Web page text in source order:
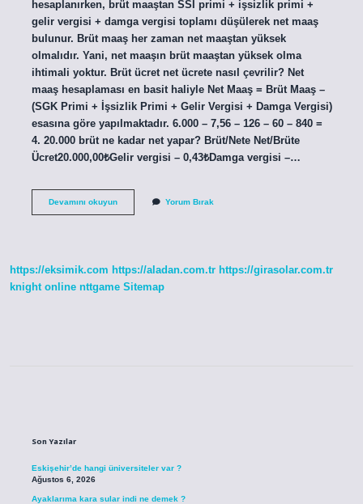
hesaplanırken, brüt maaştan SSI primi + işsizlik primi +
gelir vergisi + damga vergisi toplamı düşülerek net maaş
bulunur. Brüt maaş her zaman net maaştan yüksek
olmalıdır. Yani, net maaşın brüt maaştan yüksek olma
ihtimali yoktur. Brüt ücret net ücrete nasıl çevrilir? Net
maaş hesaplaması en basit haliyle Net Maaş = Brüt Maaş –
(SGK Primi + İşsizlik Primi + Gelir Vergisi + Damga Vergisi)
esasına göre yapılmaktadır. 6.000 – 7,56 – 126 – 60 – 840 =
4. 20.000 brüt ne kadar net yapar? Brüt/Nete Net/Brüte
Ücret20.000,00₺Gelir vergisi – 0,43₺Damga vergisi –…
Devamını okuyunBrüt
Yorum Bırak
https://eksimik.com https://aladan.com.tr https://girasolar.com.tr
knight online nttgame Sitemap
Son Yazılar
Eskişehir’de hangi üniversiteler var ?
Ağustos 6, 2026
Ayaklarıma kara sular indi ne demek ?